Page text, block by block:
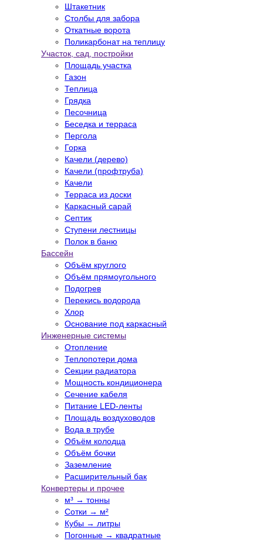
Штакетник
Столбы для забора
Откатные ворота
Поликарбонат на теплицу
Участок, сад, постройки
Площадь участка
Газон
Теплица
Грядка
Песочница
Беседка и терраса
Пергола
Горка
Качели (дерево)
Качели (профтруба)
Качели
Терраса из доски
Каркасный сарай
Септик
Ступени лестницы
Полок в баню
Бассейн
Объём круглого
Объём прямоугольного
Подогрев
Перекись водорода
Хлор
Основание под каркасный
Инженерные системы
Отопление
Теплопотери дома
Секции радиатора
Мощность кондиционера
Сечение кабеля
Питание LED-ленты
Площадь воздуховодов
Вода в трубе
Объём колодца
Объём бочки
Заземление
Расширительный бак
Конвертеры и прочее
м³ → тонны
Сотки → м²
Кубы → литры
Погонные → квадратные